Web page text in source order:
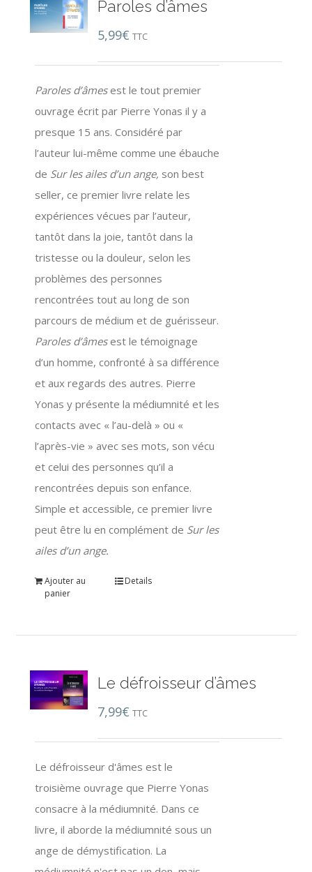
Paroles d’âmes
5,99€ TTC
Paroles d’âmesest le tout premier
ouvrage écrit par Pierre Yonas il y a
presque 15 ans. Considéré par
l’auteur lui-même comme une ébauche
de Sur les ailes d’un ange, son best
seller, ce premier livre relate les
expériences vécues par l’auteur,
tantôt dans la joie, tantôt dans la
tristesse ou la douleur, selon les
problèmes des personnes
rencontrées tout au long de son
parcours de médium et de guérisseur.
Paroles d’âmesest le témoignage
d’un homme, confronté à sa différence
et aux regards des autres. Pierre
Yonas y présente la médiumnité et les
contacts avec « l’au-delà » ou «
l’après-vie » avec ses mots, son vécu
et celui des personnes qu’il a
rencontrées depuis son enfance.
Simple et accessible, ce premier livre
peut être lu en complément de Sur les
ailes d’un ange.
Ajouter au
panier
Details
Le défroisseur d’âmes
7,99€ TTC
Le défroisseur d'âmes est le
troisième ouvrage que Pierre Yonas
consacre à la médiumnité. Dans ce
livre, il aborde la médiumnité sous un
ange de démystification. La